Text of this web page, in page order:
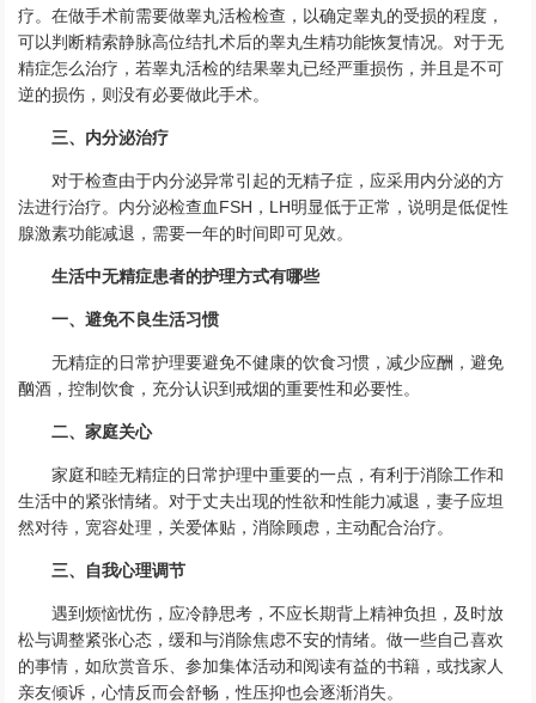
疗。在做手术前需要做睾丸活检检查，以确定睾丸的受损的程度，
可以判断精索静脉高位结扎术后的睾丸生精功能恢复情况。对于无
精症怎么治疗，若睾丸活检的结果睾丸已经严重损伤，并且是不可
逆的损伤，则没有必要做此手术。
三、内分泌治疗
对于检查由于内分泌异常引起的无精子症，应采用内分泌的方
法进行治疗。内分泌检查血FSH，LH明显低于正常，说明是低促性
腺激素功能减退，需要一年的时间即可见效。
生活中无精症患者的护理方式有哪些
一、避免不良生活习惯
无精症的日常护理要避免不健康的饮食习惯，减少应酬，避免
酗酒，控制饮食，充分认识到戒烟的重要性和必要性。
二、家庭关心
家庭和睦无精症的日常护理中重要的一点，有利于消除工作和
生活中的紧张情绪。对于丈夫出现的性欲和性能力减退，妻子应坦
然对待，宽容处理，关爱体贴，消除顾虑，主动配合治疗。
三、自我心理调节
遇到烦恼忧伤，应冷静思考，不应长期背上精神负担，及时放
松与调整紧张心态，缓和与消除焦虑不安的情绪。做一些自己喜欢
的事情，如欣赏音乐、参加集体活动和阅读有益的书籍，或找家人
亲友倾诉，心情反而会舒畅，性压抑也会逐渐消失。